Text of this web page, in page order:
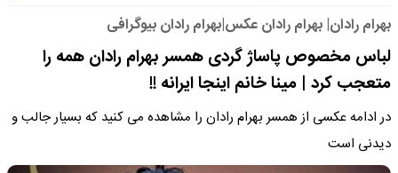
بهرام رادان| بهرام رادان عکس|بهرام رادان بیوگرافی
لباس مخصوص پاساژ گردی همسر بهرام رادان همه را
متعجب کرد | مینا خانم اینجا ایرانه !!
در ادامه عکسی از همسر بهرام رادان را مشاهده می کنید که بسیار جالب و
دیدنی است